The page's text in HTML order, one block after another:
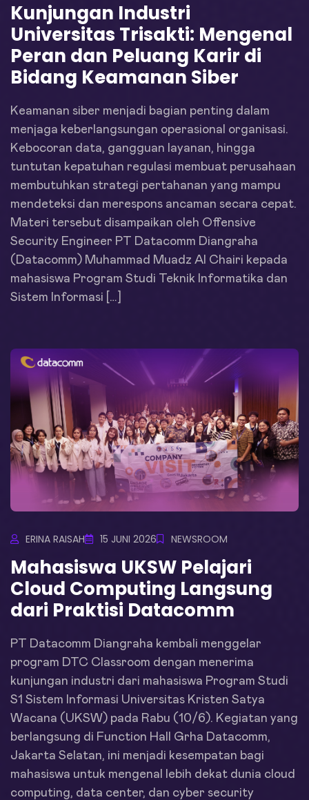
Kunjungan Industri
Universitas Trisakti: Mengenal
Peran dan Peluang Karir di
Bidang Keamanan Siber
Keamanan siber menjadi bagian penting dalam
menjaga keberlangsungan operasional organisasi.
Kebocoran data, gangguan layanan, hingga
tuntutan kepatuhan regulasi membuat perusahaan
membutuhkan strategi pertahanan yang mampu
mendeteksi dan merespons ancaman secara cepat.
Materi tersebut disampaikan oleh Offensive
Security Engineer PT Datacomm Diangraha
(Datacomm) Muhammad Muadz Al Chairi kepada
mahasiswa Program Studi Teknik Informatika dan
Sistem Informasi […]
ERINA RAISAH 15 JUNI 2026 NEWSROOM
Mahasiswa UKSW Pelajari
Cloud Computing Langsung
dari Praktisi Datacomm
PT Datacomm Diangraha kembali menggelar
program DTC Classroom dengan menerima
kunjungan industri dari mahasiswa Program Studi
S1 Sistem Informasi Universitas Kristen Satya
Wacana (UKSW) pada Rabu (10/6). Kegiatan yang
berlangsung di Function Hall Grha Datacomm,
Jakarta Selatan, ini menjadi kesempatan bagi
mahasiswa untuk mengenal lebih dekat dunia cloud
computing, data center, dan cyber security